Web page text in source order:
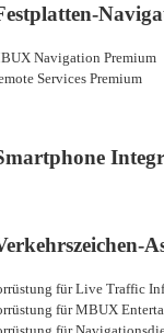
Navigation Premium
Services Premium
für Live Traffic
für MBUX